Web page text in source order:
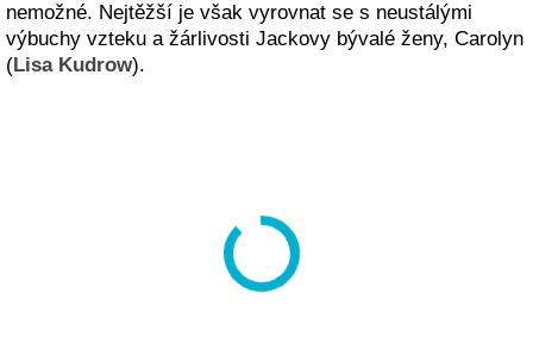
nemožné. Nejtěžší je však vyrovnat se s neustálými
výbuchy vzteku a žárlivosti Jackovy bývalé ženy, Carolyn
(Lisa Kudrow).